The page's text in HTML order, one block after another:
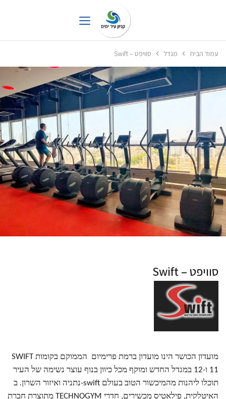
עמוד הבית מגדל סוויפט – Swift
סוויפט – Swift
מועדון הכושר הינו מועדון ברמת פרימיום הממוקם בקומות
11 ו-12 במגדל החדש ומוקף מכל כיוון בנוף עוצר נשימה של העיר
נתניה ואיזור השרון. ב-swift תוכלו ליהנות מהמיכשור הטוב בעולם
מתוצרת חברת TECHNOGYM האיטלקית, פילאטיס מכשירים, חדרי